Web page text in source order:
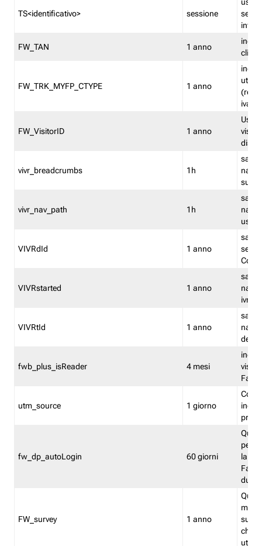
TS<identificativo> sessione
FW_TAN 1 anno
FW_TRK_MYFP_CTYPE 1 anno
iva/
FW_VisitorID 1 anno
vivr_breadcrumbs 1h
salva
su
vivr_nav_path 1h
salva
VIVRdId 1 anno
salva
Convy
VIVRstarted 1 anno
salva
ivr
VIVRtId 1 anno
salva
del
fwb_plus_isReader 4 mesi
utm_source 1 giorno
fw_dp_autoLogin 60 giorni
la
FW_survey 1 anno
utenti